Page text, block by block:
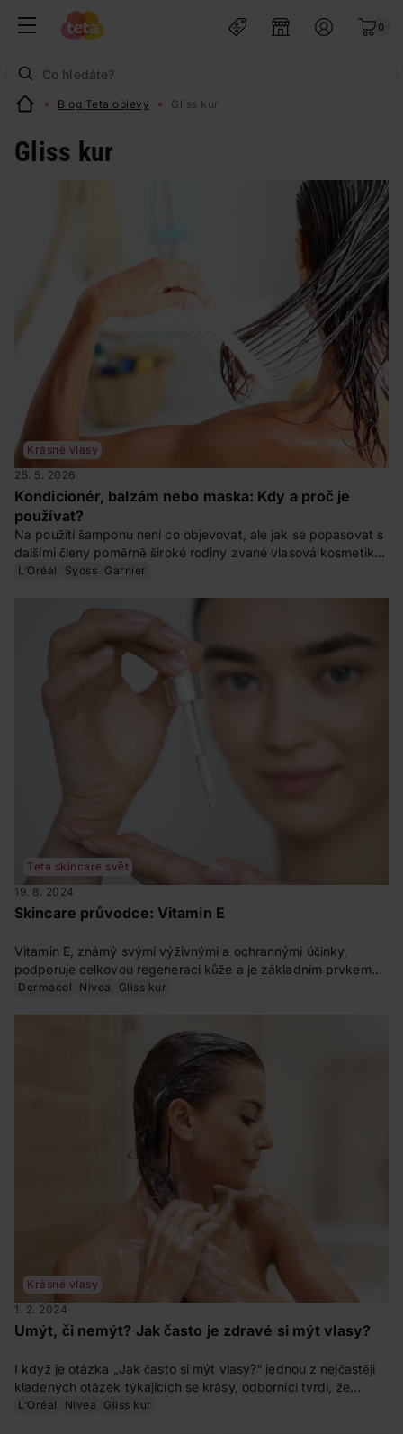
0
Blog Teta objevy Gliss kur
Gliss kur
Krásné vlasy
25. 5. 2026
Kondicionér, balzám nebo maska: Kdy a proč je
používat?
Na použití šamponu není co objevovat, ale jak se popasovat s
dalšími členy poměrně široké rodiny zvané vlasová kosmetika?
Dá se zaměnit kondicionér s balzámem? A proč bychom doma
Znamenáčkové.
L‘Oréal Syoss Garnier
Teta skincare svět
19. 8. 2024
Skincare průvodce: Vitamin E
Vitamin E, známý svými výživnými a ochrannými účinky,
podporuje celkovou regeneraci kůže a je základním prvkem
pro zachování zdravé a zářivé pokožky. Tento mocný
Dermacol Nivea Gliss kur
Krásné vlasy
1. 2. 2024
Umýt, či nemýt? Jak často je zdravé si mýt vlasy?
I když je otázka „Jak často si mýt vlasy?“ jednou z nejčastěji
kladených otázek týkajících se krásy, odborníci tvrdí, že
neexistuje jediná správná odpověď. Dokonce ani zdánlivě
L‘Oréal Nivea Gliss kur